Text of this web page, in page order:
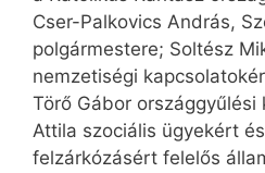
Cser-Palkovics András,
polgármestere; Soltész
nemzetiségi
Törő Gábor országgyűlési
Attila szociális ügyekért
felzárkózásért felelős